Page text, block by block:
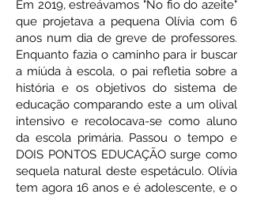
Em 2019, estreávamos "No fio do azeite"
que projetava a pequena Olívia com 6
anos num dia de greve de professores.
Enquanto fazia o caminho para ir buscar
a miúda à escola, o pai refletia sobre a
história e os objetivos do sistema de
educação comparando este a um olival
intensivo e recolocava-se como aluno
da escola primária. Passou o tempo e
DOIS PONTOS EDUCAÇÃO surge como
sequela natural deste espetáculo. Olívia
tem agora 16 anos e é adolescente, e o